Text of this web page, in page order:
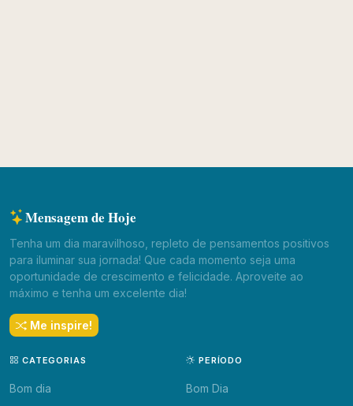
Mensagem de Hoje
Tenha um dia maravilhoso, repleto de pensamentos positivos
para iluminar sua jornada! Que cada momento seja uma
oportunidade de crescimento e felicidade. Aproveite ao
máximo e tenha um excelente dia!
Me inspire!
CATEGORIAS
Bom dia
PERÍODO
Bom Dia